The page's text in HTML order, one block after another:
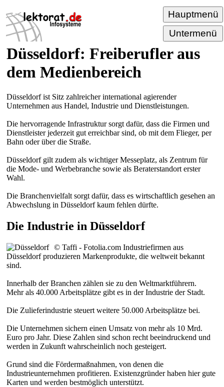
Hauptmenü
Untermenü
Düsseldorf: Freiberufler aus
dem Medienbereich
Düsseldorf ist Sitz zahlreicher international agierender
Unternehmen aus Handel, Industrie und Dienstleistungen.
Die hervorragende Infrastruktur sorgt dafür, dass die Firmen und
Dienstleister jederzeit gut erreichbar sind, ob mit dem Flieger, per
Bahn oder über die Straße.
Düsseldorf gilt zudem als wichtiger Messeplatz, als Zentrum für
die Mode- und Werbebranche sowie als Beraterstandort erster
Wahl.
Die Branchenvielfalt sorgt dafür, dass es wirtschaftlich gesehen an
Abwechslung in Düsseldorf kaum fehlen dürfte.
Die Industrie in Düsseldorf
© Taffi - Fotolia.com Industriefirmen aus
Düsseldorf produzieren Markenprodukte, die weltweit bekannt
sind.
Innerhalb der Branchen zählen sie zu den Weltmarktführern.
Mehr als 40.000 Arbeitsplätze gibt es in der Industrie der Stadt.
Die Zulieferindustrie steuert weitere 50.000 Arbeitsplätze bei.
Die Unternehmen sichern einen Umsatz von mehr als 10 Mrd.
Euro pro Jahr. Diese Zahlen sind schon recht beeindruckend und
werden in Zukunft wahrscheinlich noch gesteigert.
Grund sind die Fördermaßnahmen, von denen die
Industrieunternehmen profitieren. Existenzgründer haben hier gute
Karten und werden bestmöglich unterstützt.